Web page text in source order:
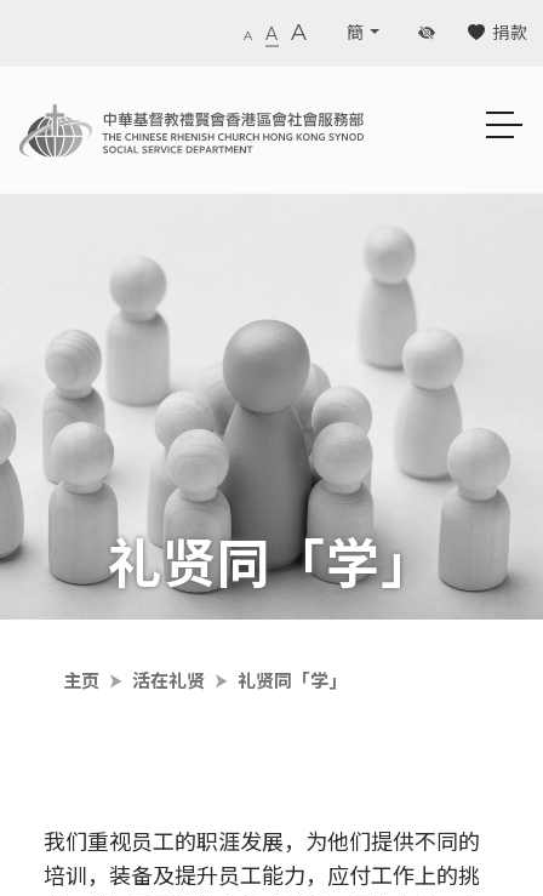
A A A 簡 捐款
礼贤同「学」
主页 活在礼贤 礼贤同「学」
我们重视员工的职涯发展，为他们提供不同的
培训，装备及提升员工能力，应付工作上的挑